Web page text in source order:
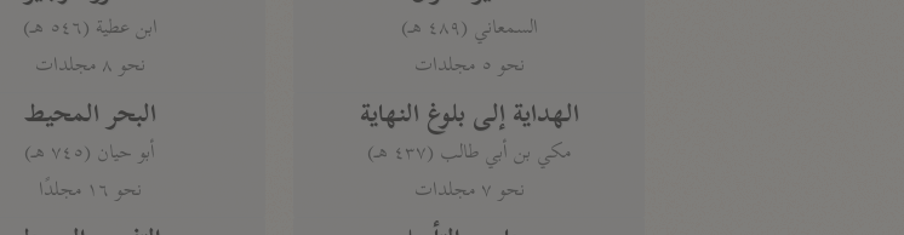
السمعاني (٤٨٩ هـ)
نحو ٥ مجلدات
الهداية إلى بلوغ النهاية
مكي بن أبي طالب (٤٣٧ هـ)
نحو ٧ مجلدات
ابن عطية (٥٤٦ هـ)
نحو ٨ مجلدات
البحر المحيط
أبو حيان (٧٤٥ هـ)
نحو ١٦ مجلدًا